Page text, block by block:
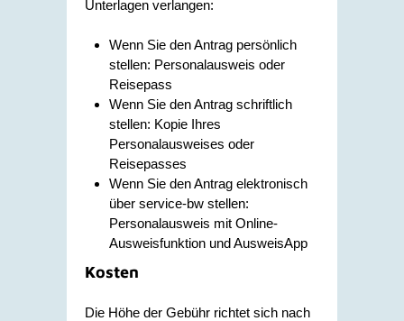
Unterlagen verlangen:
Wenn Sie den Antrag persönlich
stellen: Personalausweis oder
Reisepass
Wenn Sie den Antrag schriftlich
stellen: Kopie Ihres
Personalausweises oder
Reisepasses
Wenn Sie den Antrag elektronisch
über service-bw stellen:
Personalausweis mit Online-
Ausweisfunktion und AusweisApp
Kosten
Die Höhe der Gebühr richtet sich nach